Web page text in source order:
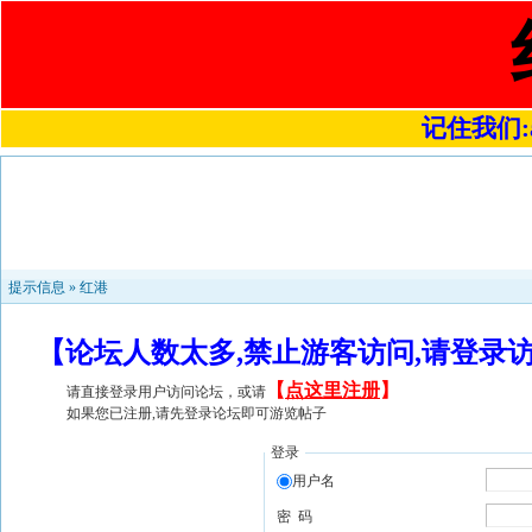
记住我们
提示信息 » 红港
【论坛人数太多,禁止游客访问,请登
请直接登录用户访问论坛，或请 【 点这里注册】
如果您已注册,请先登录论坛即可游览帖子
登录
用户名
密 码